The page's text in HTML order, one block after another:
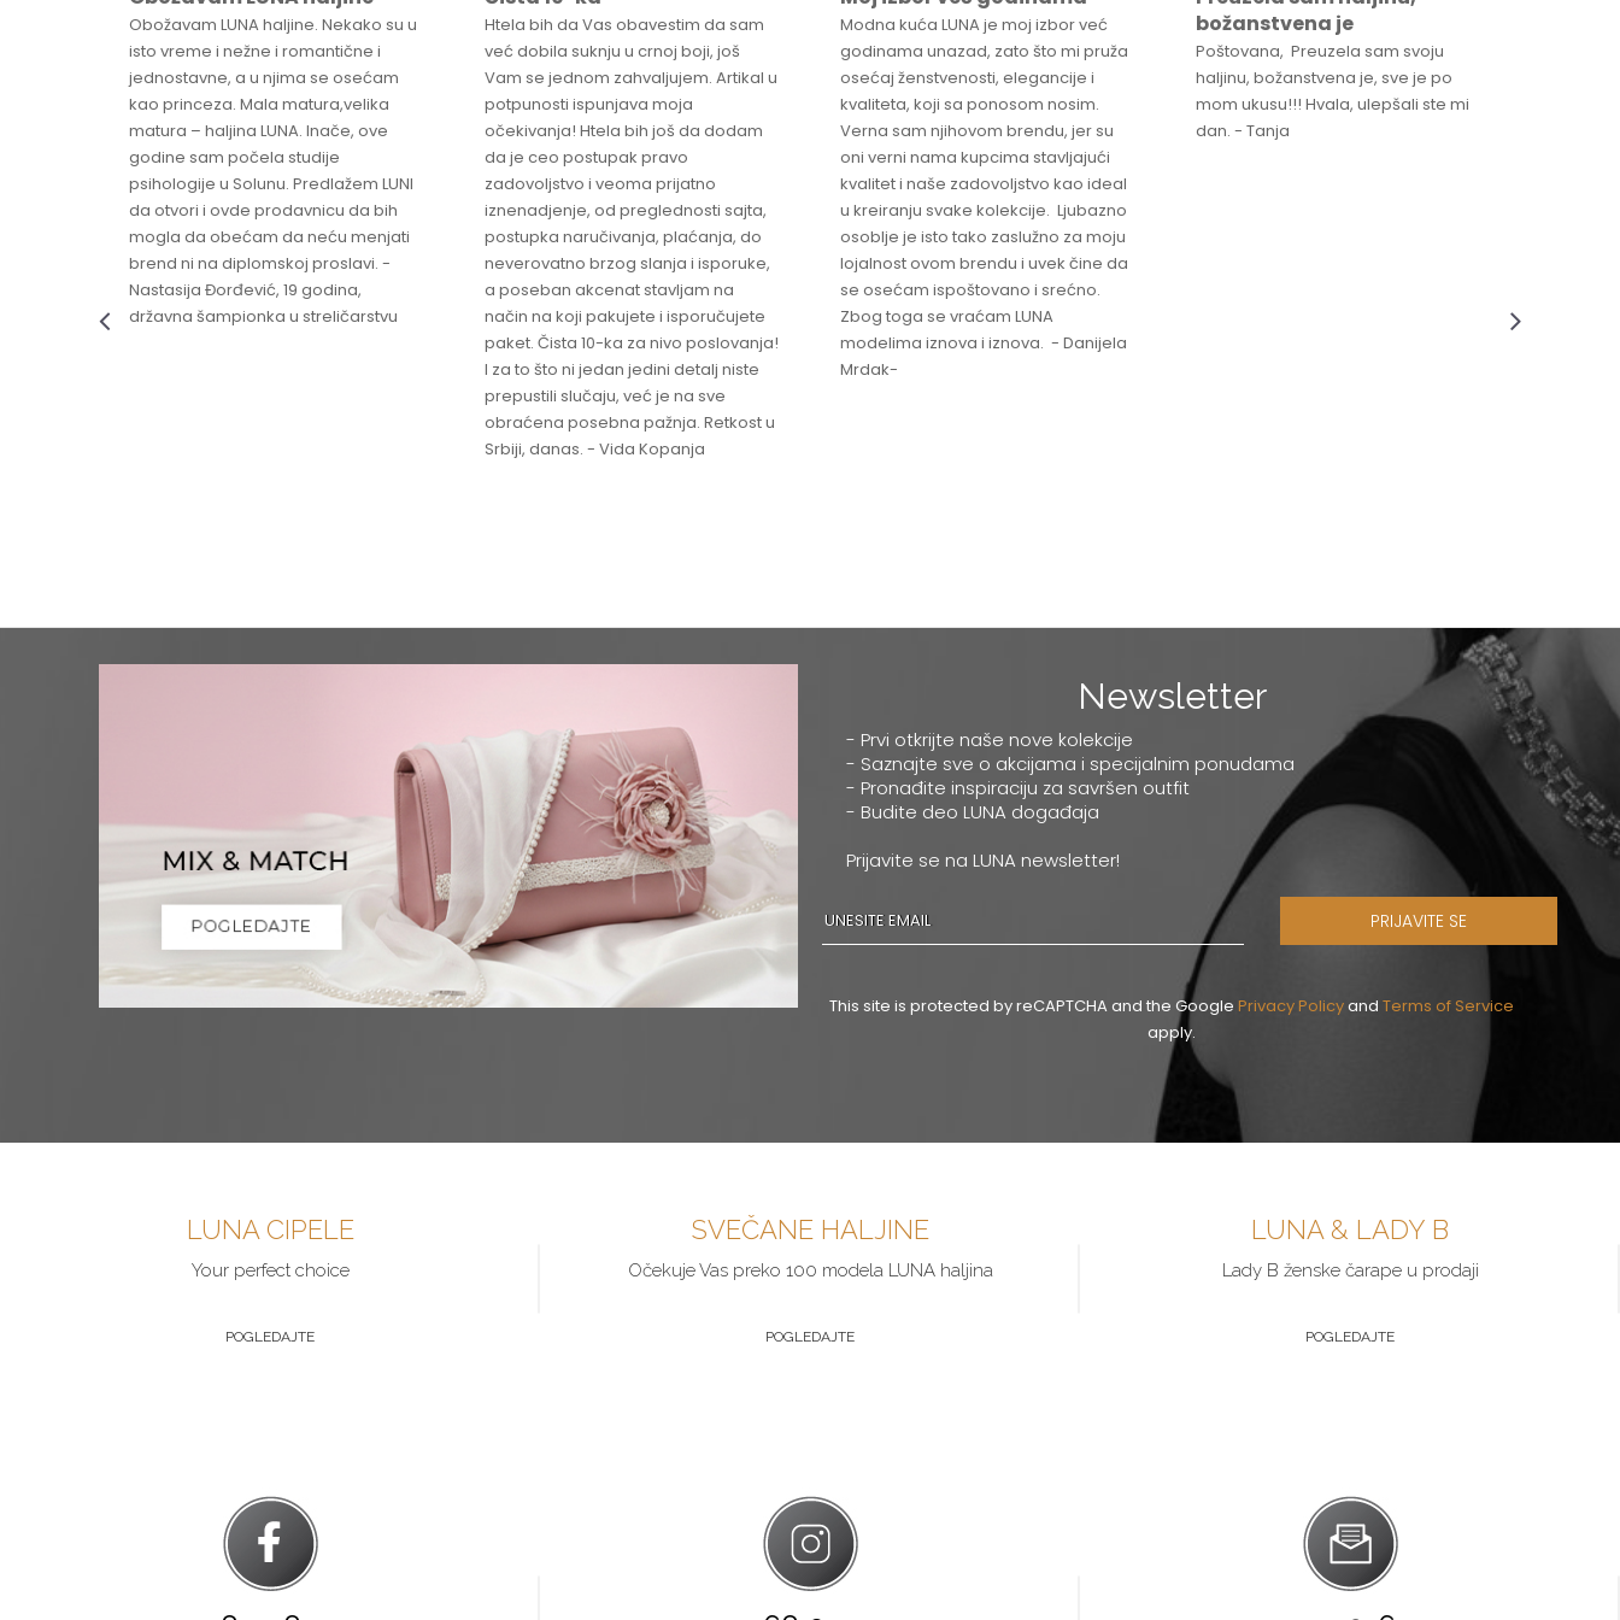
Obožavam LUNA haljine. Nekako su u
isto vreme i nežne i romantične i
jednostavne, a u njima se osećam
kao princeza. Mala matura,velika
matura – haljina LUNA. Inače, ove
godine sam počela studije
psihologije u Solunu. Predlažem LUNI
da otvori i ovde prodavnicu da bih
mogla da obećam da neću menjati
brend ni na diplomskoj proslavi. -
Nastasija Đorđević, 19 godina,
državna šampionka u streličarstvu
Htela bih da Vas obavestim da sam
već dobila suknju u crnoj boji, još
Vam se jednom zahvaljujem. Artikal u
potpunosti ispunjava moja
očekivanja! Htela bih još da dodam
da je ceo postupak pravo
zadovoljstvo i veoma prijatno
iznenadjenje, od preglednosti sajta,
postupka naručivanja, plaćanja, do
neverovatno brzog slanja i isporuke,
a poseban akcenat stavljam na
način na koji pakujete i isporučujete
paket. Čista 10-ka za nivo poslovanja!
I za to što ni jedan jedini detalj niste
prepustili slučaju, već je na sve
obraćena posebna pažnja. Retkost u
Srbiji, danas. - Vida Kopanja
Modna kuća LUNA je moj izbor već
godinama unazad, zato što mi pruža
osećaj ženstvenosti, elegancije i
kvaliteta, koji sa ponosom nosim.
Verna sam njihovom brendu, jer su
oni verni nama kupcima stavljajući
kvalitet i naše zadovoljstvo kao ideal
u kreiranju svake kolekcije. Ljubazno
osoblje je isto tako zaslužno za moju
lojalnost ovom brendu i uvek čine da
se osećam ispoštovano i srećno.
Zbog toga se vraćam LUNA
modelima iznova i iznova. - Danijela
Mrdak-
božanstvena je
Poštovana, Preuzela sam svoju
haljinu, božanstvena je, sve je po
mom ukusu!!! Hvala, ulepšali ste mi
dan. - Tanja
Newsletter
- Prvi otkrijte naše nove kolekcije
- Saznajte sve o akcijama i specijalnim ponudama
- Pronađite inspiraciju za savršen outfit
- Budite deo LUNA događaja
Prijavite se na LUNA newsletter!
PRIJAVITE SE
This site is protected by reCAPTCHA and the Google Privacy Policyand Terms of Service
apply.
LUNA CIPELE
Your perfect choice
POGLEDAJTE
SVEČANE HALJINE
Očekuje Vas preko 100 modela LUNA haljina
POGLEDAJTE
LUNA & LADY B
Lady B ženske čarape u prodaji
POGLEDAJTE